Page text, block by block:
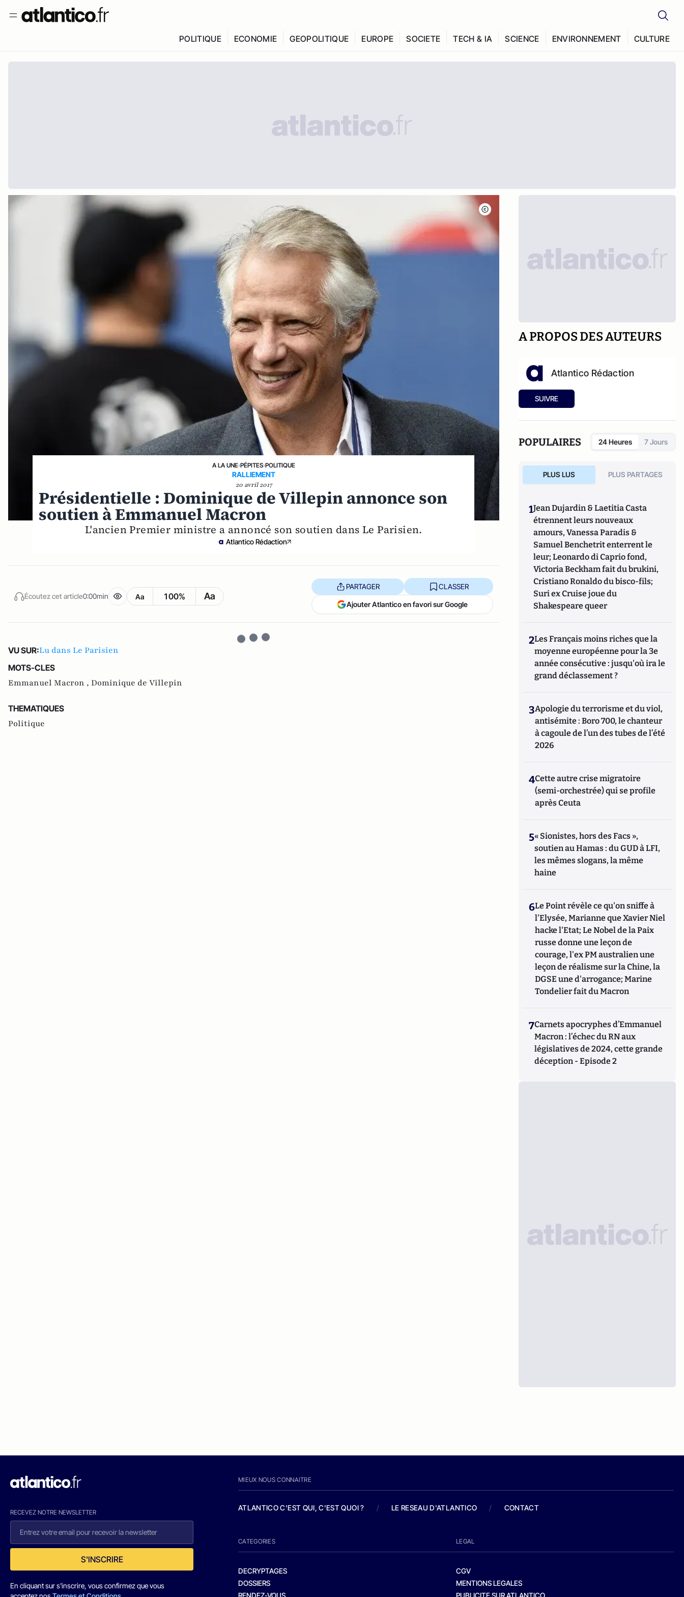
POLITIQUE ECONOMIE GEOPOLITIQUE EUROPE SOCIETE TECH & IA SCIENCE ENVIRONNEMENT CULTURE
A LA UNE›PÉPITES›POLITIQUE
RALLIEMENT
20 avril 2017
Présidentielle : Dominique de Villepin annonce son
soutien à Emmanuel Macron
L'ancien Premier ministre a annoncé son soutien dans Le Parisien.
Atlantico Rédaction
Écoutez cet article0:00min Aa 100% Aa
PARTAGER CLASSER
Ajouter Atlantico en favori sur Google
VU SUR:Lu dans Le Parisien
MOTS-CLES
Emmanuel Macron , Dominique de Villepin
THEMATIQUES
Politique
A PROPOS DES AUTEURS
Atlantico Rédaction
SUIVRE
POPULAIRES 24 Heures 7 Jours
PLUS LUS PLUS PARTAGES
1Jean Dujardin & Laetitia Casta
étrennent leurs nouveaux
amours, Vanessa Paradis &
Samuel Benchetrit enterrent le
leur; Leonardo di Caprio fond,
Victoria Beckham fait du brukini,
Cristiano Ronaldo du bisco-fils;
Suri ex Cruise joue du
Shakespeare queer
2Les Français moins riches que la
moyenne européenne pour la 3e
année consécutive : jusqu'où ira le
grand déclassement ?
3Apologie du terrorisme et du viol,
antisémite : Boro 700, le chanteur
à cagoule de l’un des tubes de l’été
2026
4Cette autre crise migratoire
(semi-orchestrée) qui se profile
après Ceuta
5« Sionistes, hors des Facs »,
soutien au Hamas : du GUD à LFI,
les mêmes slogans, la même
haine
6Le Point révèle ce qu'on sniffe à
l'Elysée, Marianne que Xavier Niel
hacke l'Etat; Le Nobel de la Paix
russe donne une leçon de
courage, l'ex PM australien une
leçon de réalisme sur la Chine, la
DGSE une d'arrogance; Marine
Tondelier fait du Macron
7Carnets apocryphes d’Emmanuel
Macron : l’échec du RN aux
législatives de 2024, cette grande
déception - Episode 2
RECEVEZ NOTRE NEWSLETTER
S'INSCRIRE
En cliquant sur s'inscrire, vous confirmez que vous
MIEUX NOUS CONNAITRE
ATLANTICO C'EST QUI, C'EST QUOI ? / LE RESEAU D'ATLANTICO / CONTACT
CATEGORIES
DECRYPTAGES
DOSSIERS
RENDEZ-VOUS
LEGAL
CGV
MENTIONS LEGALES
PUBLICITE SUR ATLANTICO